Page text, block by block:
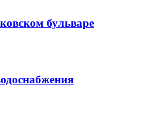
бульваре